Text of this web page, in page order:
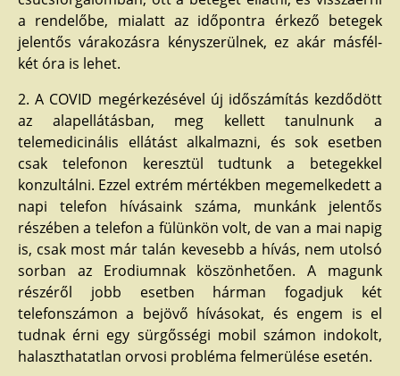
a rendelőbe, mialatt az időpontra érkező betegek
jelentős várakozásra kényszerülnek, ez akár másfél-
két óra is lehet.
2. A COVID megérkezésével új időszámítás kezdődött
az alapellátásban, meg kellett tanulnunk a
telemedicinális ellátást alkalmazni, és sok esetben
csak telefonon keresztül tudtunk a betegekkel
konzultálni. Ezzel extrém mértékben megemelkedett a
napi telefon hívásaink száma, munkánk jelentős
részében a telefon a fülünkön volt, de van a mai napig
is, csak most már talán kevesebb a hívás, nem utolsó
sorban az Erodiumnak köszönhetően. A magunk
részéről jobb esetben hárman fogadjuk két
telefonszámon a bejövő hívásokat, és engem is el
tudnak érni egy sürgősségi mobil számon indokolt,
halaszthatatlan orvosi probléma felmerülése esetén.